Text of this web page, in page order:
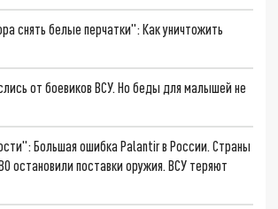
снять белые перчатки": Как уничтожить
от боевиков ВСУ. Но беды для малышей не
Большая ошибка Palantir в России. Страны
остановили поставки оружия. ВСУ теряют